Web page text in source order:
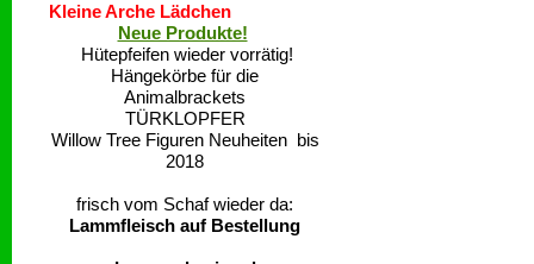
Kleine Arche Lädchen
Neue Produkte!
Hütepfeifen wieder vorrätig!
Hängekörbe für die
Animalbrackets
TÜRKLOPFER
Willow Tree Figuren Neuheiten bis
2018
frisch vom Schaf wieder da:
Lammfleisch auf Bestellung